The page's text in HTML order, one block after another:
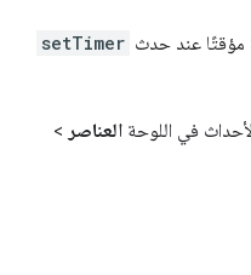
مؤقتًا عند حدث setTimer
في اللوحة العناصر >